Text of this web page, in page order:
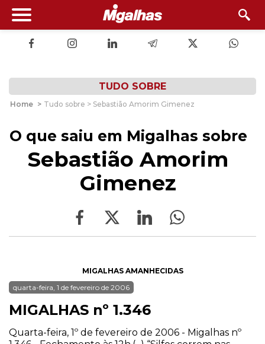
TUDO SOBRE
Home > Tudo sobre > Sebastião Amorim Gimenez
O que saiu em Migalhas sobre
Sebastião Amorim
Gimenez
MIGALHAS AMANHECIDAS
quarta-feira, 1 de fevereiro de 2006
MIGALHAS nº 1.346
Quarta-feira, 1º de fevereiro de 2006 - Migalhas nº